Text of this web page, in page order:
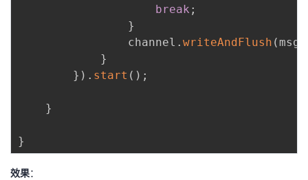
break ;
}
                channel
. writeAndFlush ( msg
}
} ) . start ( ) ;
}
}
效果：